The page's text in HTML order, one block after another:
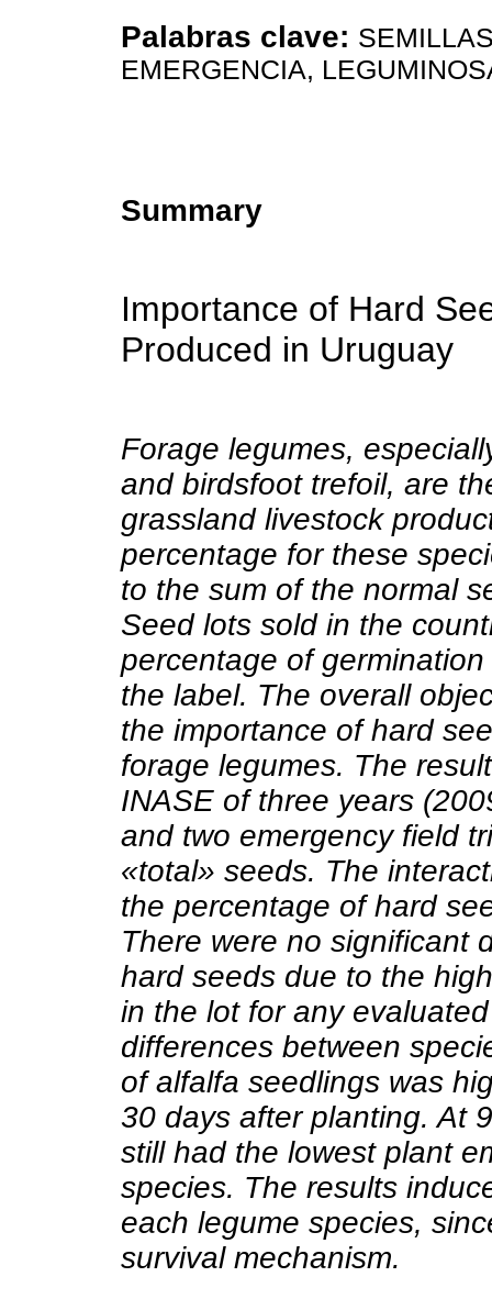
Palabras clave:
EMERGENCIA,
Summary
Importance of Hard
Produced in Uruguay
Forage legumes,
and birdsfoot trefoil, are
grassland livestock
percentage for these
to the sum of the normal
Seed lots sold in the
percentage of
the label. The overall
the importance of hard
forage legumes. The
INASE of three years
and two emergency field
«total» seeds. The
the percentage of hard
There were no significant
hard seeds due to the
in the lot for any
differences between
of alfalfa seedlings was
30 days after planting. At
still had the lowest plant
species. The results
each legume species,
survival mechanism.